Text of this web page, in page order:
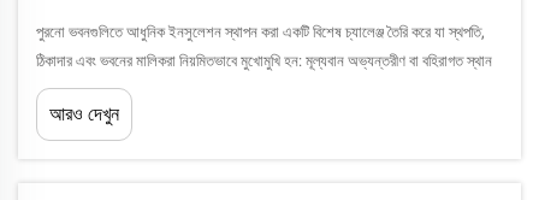
পুরনো ভবনগুলিতে আধুনিক ইনসুলেশন স্থাপন করা একটি বিশেষ চ্যালেঞ্জ তৈরি করে যা স্থপতি,
ঠিকাদার এবং ভবনের মালিকরা নিয়মিতভাবে মুখোমুখি হন: মূল্যবান অভ্যন্তরীণ বা বহিরাগত স্থান
হারানো ছাড়াই উচ্চমানের তাপীয় কার্যকারিতা অর্জন করা। ঐতিহ্যগত...
আরও দেখুন